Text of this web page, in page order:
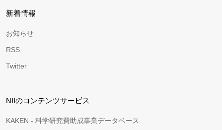
新着情報
お知らせ
RSS
Twitter
NIIのコンテンツサービス
KAKEN - 科学研究費助成事業データベース